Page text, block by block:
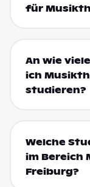
für
An wie
ich
studieren?
Welche
im Bereich
Freiburg?